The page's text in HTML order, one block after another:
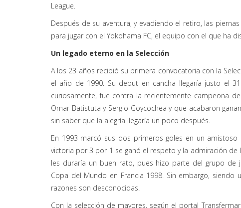
League.
Después de su aventura, y evadiendo el retiro, las
para jugar con el Yokohama FC, el equipo con el que ha
Un legado eterno en la Selección
A los 23 años recibió su primera convocatoria con la
el año de 1990. Su debut en cancha llegaría justo el
curiosamente, fue contra la recientemente campeona
Omar Batistuta y Sergio Goycochea y que acabaron
sin saber que la alegría llegaría un poco después.
En 1993 marcó sus dos primeros goles en un amistoso
victoria por 3 por 1 se ganó el respeto y la admiración
les duraría un buen rato, pues hizo parte del grupo de
Copa del Mundo en Francia 1998 . Sin embargo, siendo
razones son desconocidas.
Con la selección de mayores, según el portal